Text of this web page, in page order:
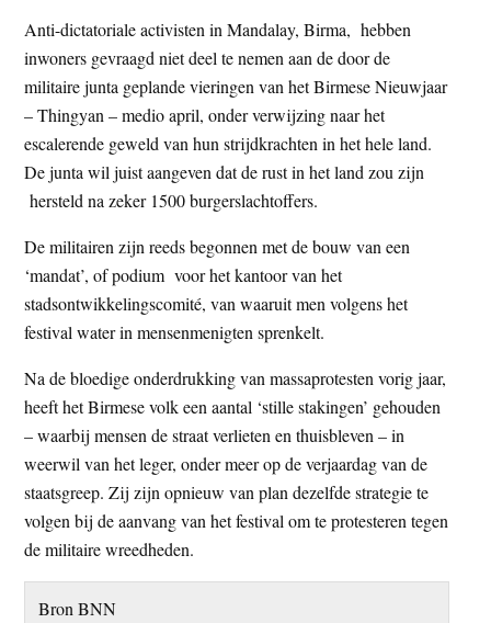
i
t
e
z
e
s
i
t
e
Anti-dictatoriale activisten in Mandalay, Birma, hebben
inwoners gevraagd niet deel te nemen aan de door de
militaire junta geplande vieringen van het Birmese Nieuwjaar
– Thingyan – medio april, onder verwijzing naar het
escalerende geweld van hun strijdkrachten in het hele land.
De junta wil juist aangeven dat de rust in het land zou zijn
hersteld na zeker 1500 burgerslachtoffers.
De militairen zijn reeds begonnen met de bouw van een
‘mandat’, of podium voor het kantoor van het
stadsontwikkelingscomité, van waaruit men volgens het
festival water in mensenmenigten sprenkelt.
Na de bloedige onderdrukking van massaprotesten vorig jaar,
heeft het Birmese volk een aantal ‘stille stakingen’ gehouden
– waarbij mensen de straat verlieten en thuisbleven – in
weerwil van het leger, onder meer op de verjaardag van de
staatsgreep. Zij zijn opnieuw van plan dezelfde strategie te
volgen bij de aanvang van het festival om te protesteren tegen
de militaire wreedheden.
Bron BNN